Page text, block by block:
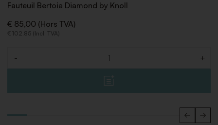
Fauteuil Bertoia Diamond by Knoll
€ 85,00 (Hors TVA)
€ 102,85 (Incl. TVA)
- +